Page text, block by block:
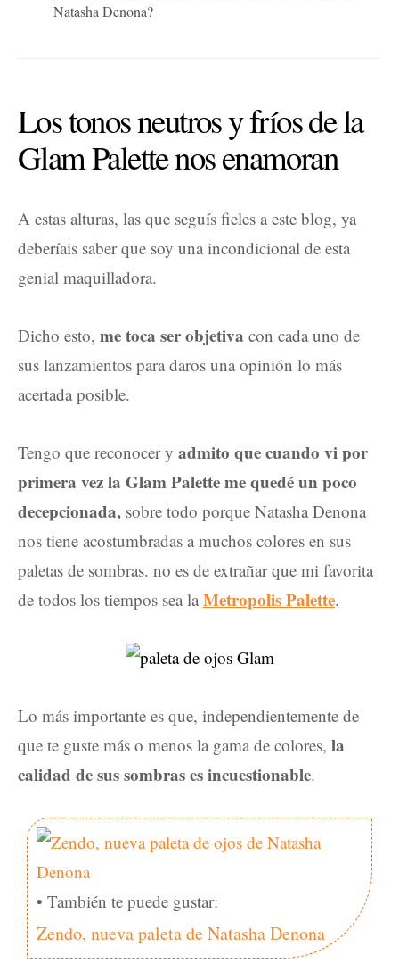
Natasha Denona?
Los tonos neutros y fríos de la
Glam Palette nos enamoran
A estas alturas, las que seguís fieles a este blog, ya
deberíais saber que soy una incondicional de esta
genial maquilladora.
Dicho esto, me toca ser objetiva con cada uno de
sus lanzamientos para daros una opinión lo más
acertada posible.
Tengo que reconocer y admito quecuando vi por
primera vez la Glam Palette me quedé un poco
decepcionada, sobre todo porque Natasha Denona
nos tiene acostumbradas a muchos colores en sus
paletas de sombras. no es de extrañar que mi favorita
de todos los tiempos sea la Metropolis Palette.
Lo más importante es que, independientemente de
que te guste más o menos la gama de colores, la
calidad de sus sombras es incuestionable.
• También te puede gustar:
Zendo, nueva paleta de Natasha Denona